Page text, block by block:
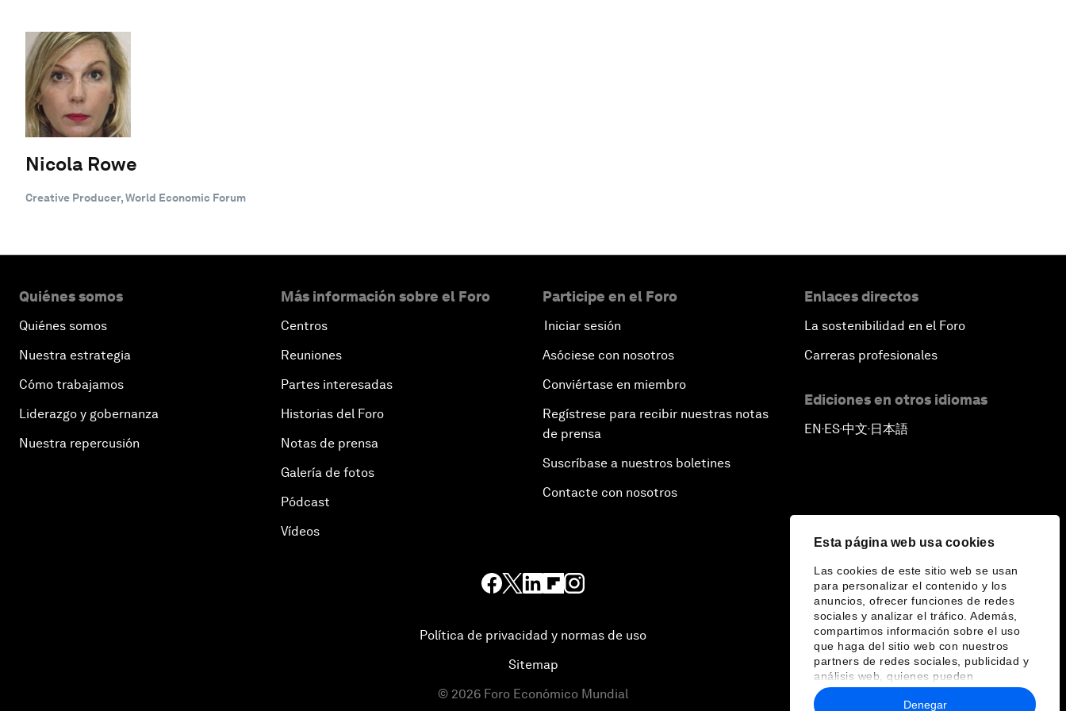
Esta página web usa cookies
Las cookies de este sitio web se usan
para personalizar el contenido y los
anuncios, ofrecer funciones de redes
sociales y analizar el tráfico. Además,
compartimos información sobre el uso
que haga del sitio web con nuestros
partners de redes sociales, publicidad y
análisis web, quienes pueden
combinarla con otra información que les
haya proporcionado o que hayan
Denegar
Nicola Rowe
Creative Producer, World Economic Forum
Quiénes somos
Quiénes somos
Nuestra estrategia
Cómo trabajamos
Liderazgo y gobernanza
Nuestra repercusión
Más información sobre el Foro
Centros
Reuniones
Partes interesadas
Historias del Foro
Notas de prensa
Galería de fotos
Pódcast
Vídeos
Participe en el Foro
Iniciar sesión
Asóciese con nosotros
Conviértase en miembro
Regístrese para recibir nuestras notas
de prensa
Suscríbase a nuestros boletines
Contacte con nosotros
Enlaces directos
La sostenibilidad en el Foro
Carreras profesionales
Ediciones en otros idiomas
EN▪ES▪中文▪ 日本語
Política de privacidad y normas de uso
Sitemap
© 2026 Foro Económico Mundial